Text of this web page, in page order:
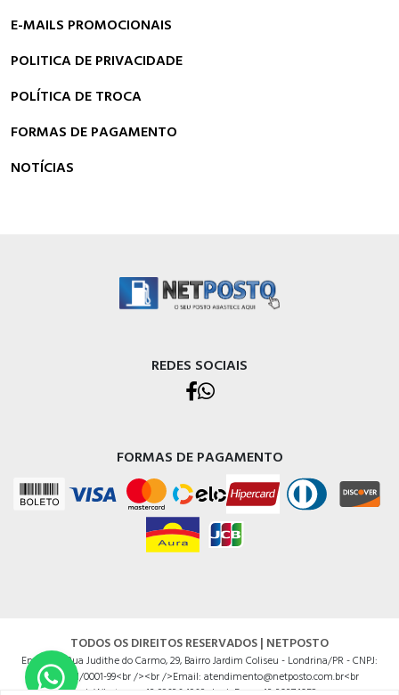
E-MAILS PROMOCIONAIS
POLITICA DE PRIVACIDADE
POLÍTICA DE TROCA
FORMAS DE PAGAMENTO
NOTÍCIAS
REDES SOCIAIS
FORMAS DE PAGAMENTO
TODOS OS DIREITOS RESERVADOS | NETPOSTO
Endereço Rua Judithe do Carmo, 29, Bairro Jardim Coliseu - Londrina/PR - CNPJ:
14625201/0001-99<br /><br />Email: atendimento@netposto.com.br<br
/>Whatsapp: 43 99636.4968<br />Fone: 43 3037.1052